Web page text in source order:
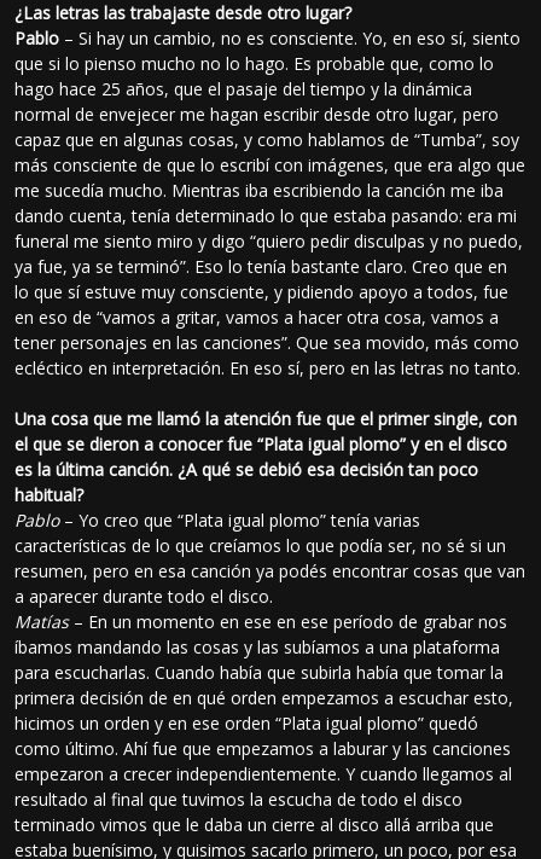
¿Las letras las trabajaste desde otro lugar?
Pablo – Si hay un cambio, no es consciente. Yo, en eso sí, siento
que si lo pienso mucho no lo hago. Es probable que, como lo
hago hace 25 años, que el pasaje del tiempo y la dinámica
normal de envejecer me hagan escribir desde otro lugar, pero
capaz que en algunas cosas, y como hablamos de “Tumba”, soy
más consciente de que lo escribí con imágenes, que era algo que
me sucedía mucho. Mientras iba escribiendo la canción me iba
dando cuenta, tenía determinado lo que estaba pasando: era mi
funeral me siento miro y digo “quiero pedir disculpas y no puedo,
ya fue, ya se terminó”. Eso lo tenía bastante claro. Creo que en
lo que sí estuve muy consciente, y pidiendo apoyo a todos, fue
en eso de “vamos a gritar, vamos a hacer otra cosa, vamos a
tener personajes en las canciones”. Que sea movido, más como
ecléctico en interpretación. En eso sí, pero en las letras no tanto.
Una cosa que me llamó la atención fue que el primer single, con
el que se dieron a conocer fue “Plata igual plomo” y en el disco
es la última canción. ¿A qué se debió esa decisión tan poco
habitual?
Pablo– Yo creo que “Plata igual plomo” tenía varias
características de lo que creíamos lo que podía ser, no sé si un
resumen, pero en esa canción ya podés encontrar cosas que van
a aparecer durante todo el disco.
Matías– En un momento en ese en ese período de grabar nos
íbamos mandando las cosas y las subíamos a una plataforma
para escucharlas. Cuando había que subirla había que tomar la
primera decisión de en qué orden empezamos a escuchar esto,
hicimos un orden y en ese orden “Plata igual plomo” quedó
como último. Ahí fue que empezamos a laburar y las canciones
empezaron a crecer independientemente. Y cuando llegamos al
resultado al final que tuvimos la escucha de todo el disco
terminado vimos que le daba un cierre al disco allá arriba que
estaba buenísimo, y quisimos sacarlo primero, un poco, por esa